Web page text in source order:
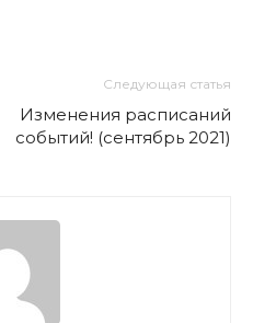
Следующая статья
Изменения расписаний
событий! (сентябрь 2021)